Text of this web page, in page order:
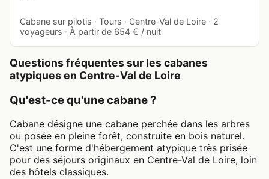
Cabane sur pilotis · Tours · Centre-Val de Loire · 2
voyageurs · À partir de 654 € / nuit
Questions fréquentes sur les cabanes
atypiques en Centre-Val de Loire
Qu'est-ce qu'une cabane ?
Cabane désigne une cabane perchée dans les arbres
ou posée en pleine forêt, construite en bois naturel.
C'est une forme d'hébergement atypique très prisée
pour des séjours originaux en Centre-Val de Loire, loin
des hôtels classiques.